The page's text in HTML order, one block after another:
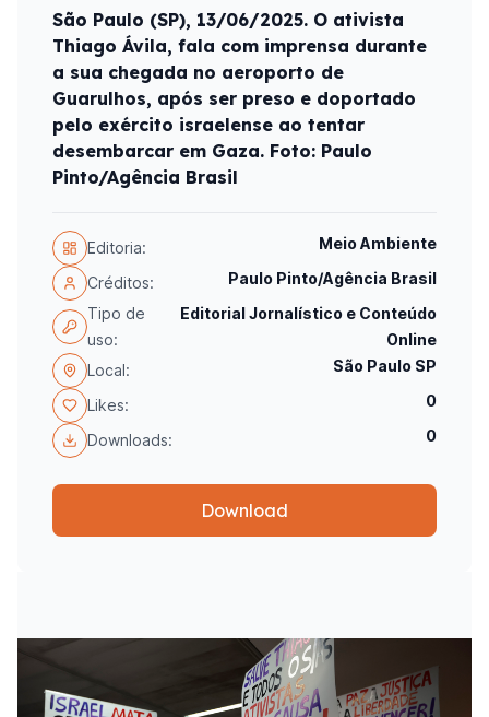
São Paulo (SP), 13/06/2025. O ativista
Thiago Ávila, fala com imprensa durante
a sua chegada no aeroporto de
Guarulhos, após ser preso e doportado
pelo exército israelense ao tentar
desembarcar em Gaza. Foto: Paulo
Pinto/Agência Brasil
Editoria: Meio Ambiente
Créditos:
Paulo Pinto/Agência Brasil
Tipo de
uso:
Editorial Jornalístico e Conteúdo
Online
Local:
São Paulo SP
Likes: 0
Downloads: 0
Download